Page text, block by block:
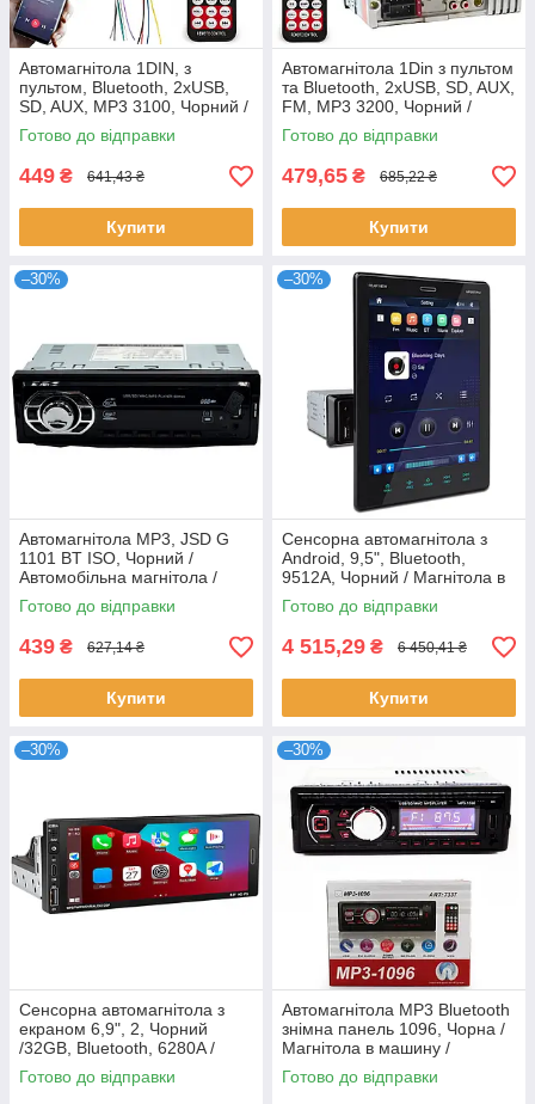
Автомагнітола 1DIN, з
пультом, Bluetooth, 2xUSB,
SD, AUX, MP3 3100, Чорний /
Магнітола в машину /
Магнітола в авто
Готово до відправки
449 ₴ 641,43 ₴
Купити
Автомагнітола 1Din з пультом
та Bluetooth, 2xUSB, SD, AUX,
FM, MP3 3200, Чорний /
Магнітола в авто
Готово до відправки
479,65 ₴ 685,22 ₴
Купити
–30%
Автомагнітола MP3, JSD G
1101 BT ISO, Чорний /
Автомобільна магнітола /
Магнітола в автомобіль
Готово до відправки
439 ₴ 627,14 ₴
Купити
–30%
Сенсорна автомагнітола з
Android, 9,5", Bluetooth,
9512A, Чорний / Магнітола в
машину / Автомобільна
магнітола
Готово до відправки
4 515,29 ₴ 6 450,41 ₴
Купити
–30%
Сенсорна автомагнітола з
екраном 6,9", 2, Чорний
/32GB, Bluetooth, 6280A /
Андроїд магнітола в машину
Готово до відправки
–30%
Автомагнітола MP3 Bluetooth
знімна панель 1096, Чорна /
Магнітола в машину /
Магнітола в автомобіль
Готово до відправки